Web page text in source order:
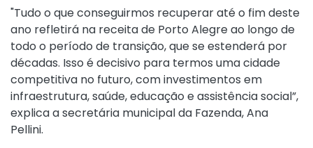
"Tudo o que conseguirmos recuperar até o fim deste
ano refletirá na receita de Porto Alegre ao longo de
todo o período de transição, que se estenderá por
décadas. Isso é decisivo para termos uma cidade
competitiva no futuro, com investimentos em
infraestrutura, saúde, educação e assistência social”,
explica a secretária municipal da Fazenda, Ana
Pellini.